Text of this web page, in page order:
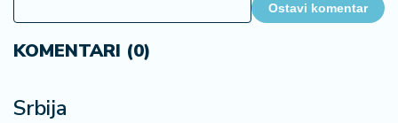
Ostavi komentar
KOMENTARI (0)
Srbija